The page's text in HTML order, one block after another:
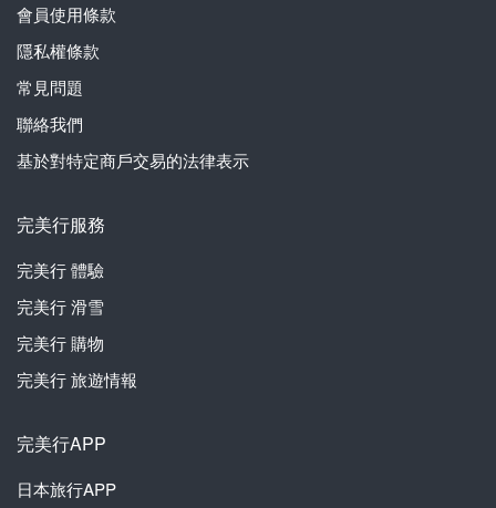
會員使用條款
隱私權條款
常見問題
聯絡我們
基於對特定商戶交易的法律表示
完美行服務
完美行體驗
完美行滑雪
完美行購物
完美行旅遊情報
完美行APP
日本旅行APP